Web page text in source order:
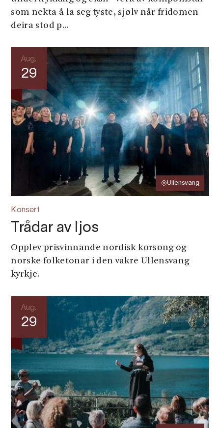
som nekta å la seg tyste, sjølv når fridomen
deira stod p...
Aug.
29
Ullensvang
Konsert
Trådar av ljos
Opplev prisvinnande nordisk korsong og
norske folketonar i den vakre Ullensvang
kyrkje.
Aug.
29